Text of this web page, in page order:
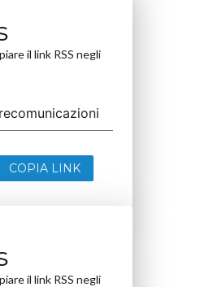
il link RSS negli
COPIA LINK
il link RSS negli